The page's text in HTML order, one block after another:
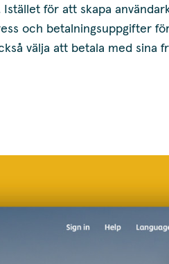
för att skapa
och betalningsuppgifter
välja att betala med sina